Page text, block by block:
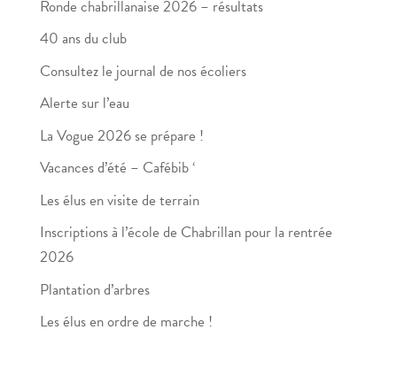
Ronde chabrillanaise 2026 – résultats
40 ans du club
Consultez le journal de nos écoliers
Alerte sur l’eau
La Vogue 2026 se prépare !
Vacances d’été – Cafébib ‘
Les élus en visite de terrain
Inscriptions à l’école de Chabrillan pour la rentrée
2026
Plantation d’arbres
Les élus en ordre de marche !